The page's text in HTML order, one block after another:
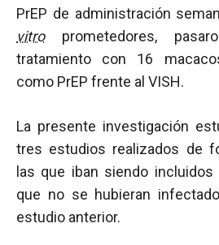
PrEP de administración
vitro
prometedores,
tratamiento con 16
como PrEP frente al VISH.
La presente investigación
tres estudios realizados de
las que iban siendo
que no se hubieran
estudio anterior.